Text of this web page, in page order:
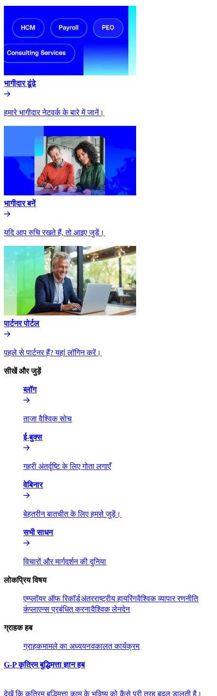
भागीदार ढूंढे​​
हमारे भागीदार नेटवर्क के बारे में जानें।​​
भागीदार बनें​​
यदि आप रुचि रखते हैं, तो आइए जुड़ें।​​
पार्टनर पोर्टल​​
पहले से पार्टनर हैं? यहां लॉगिन करें।​​
सीखें और जुड़ें​​
ब्लॉग​​
ताजा वैश्विक सोच​​
ई-बुक्स​​
गहरी अंतर्दृष्टि के लिए गोता लगाएँ​​
वेबिनार​​
बेहतरीन बातचीत के लिए हमसे जुड़ें।​​
सभी साधन​​
विचारों और मार्गदर्शन की दुनिया​​
लोकप्रिय विषय​​
एम्प्लॉयर ऑफ रिकॉर्ड​​अंतरराष्ट्रीय हायरिंग​​वैश्विक व्यापार रणनीति​​
कंप्लाएन्स प्रबंधित करना​​वैश्विक लेनदेन​​
ग्राहक हब​​
ग्राहक​​मामले का अध्ययन​​वकालत कार्यक्रम​​
G-P कृत्रिम बुद्धिमत्ता ज्ञान हब​​
देखें कि कृत्रिम बुद्धिमत्ता काम के भविष्य को कैसे पूरी तरह बदल डालती है।​​